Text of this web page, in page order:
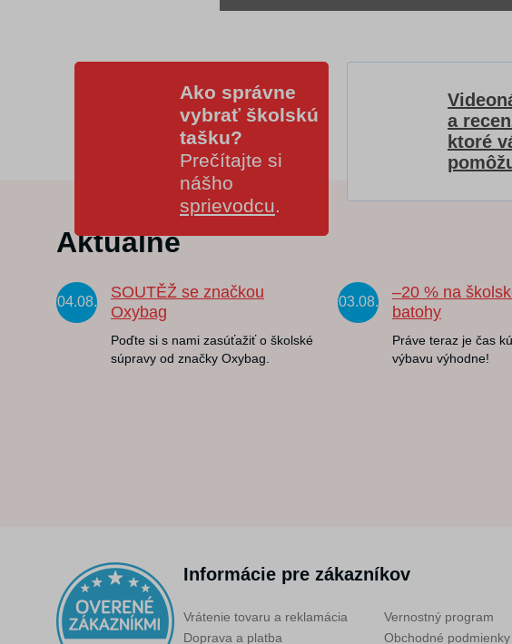
Ako správne
vybrať školskú
tašku?
Prečítajte si
nášho
sprievodcu.
a
ktoré
Aktuálne
04.08.
SOUTĚŽ se značkou
Oxybag
Poďte si s nami zasúťažiť o školské
súpravy od značky Oxybag.
03.08.
–20 % na
batohy
Práve teraz je čas
výbavu výhodne!
Informácie pre zákazníkov
Vrátenie tovaru a reklamácia
Doprava a platba
Vernostný program
Obchodné podmienky